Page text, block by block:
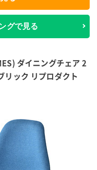
グで見る
ダイニングチェア 2
リック リプロダクト